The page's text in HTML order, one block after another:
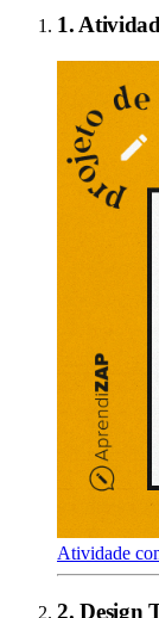
1.
Atividade
2.Design